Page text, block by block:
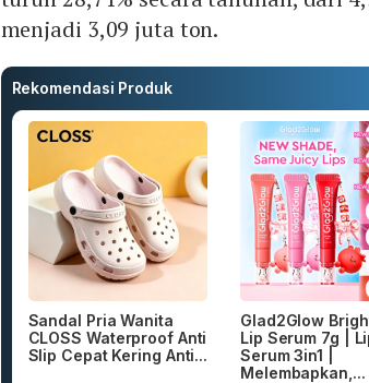
menjadi 3,09 juta ton.
Rekomendasi Produk
Sandal Pria Wanita
CLOSS Waterproof Anti
Slip Cepat Kering Anti...
Glad2Glow
Lip Serum 7g |
Serum 3in1 |
Melembapkan,...